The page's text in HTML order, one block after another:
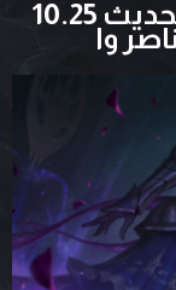
ليج أوف ليجيندز: ملاحظات تحديث 10.25
وا